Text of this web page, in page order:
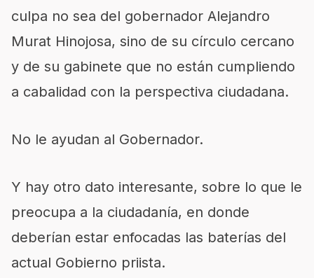
culpa no sea del gobernador Alejandro
Murat Hinojosa, sino de su círculo cercano
y de su gabinete que no están cumpliendo
a cabalidad con la perspectiva ciudadana.
No le ayudan al Gobernador.
Y hay otro dato interesante, sobre lo que le
preocupa a la ciudadanía, en donde
deberían estar enfocadas las baterías del
actual Gobierno priista.